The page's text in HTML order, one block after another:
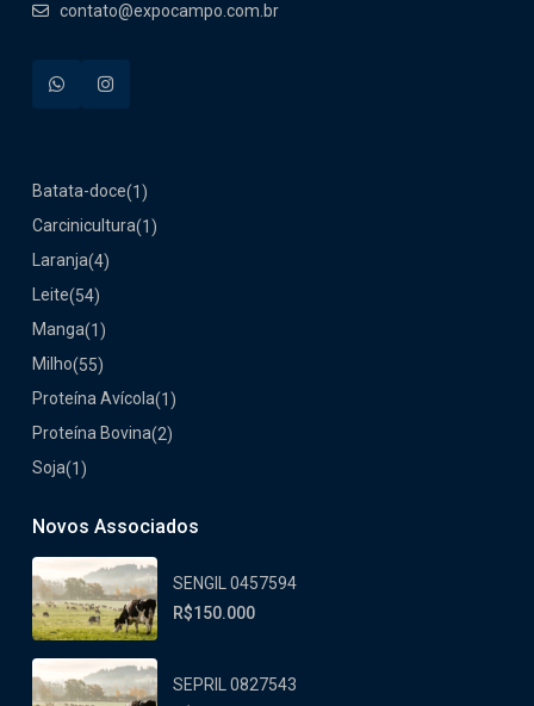
contato@expocampo.com.br
Batata-doce(1)
Carcinicultura(1)
Laranja(4)
Leite(54)
Manga(1)
Milho(55)
Proteína Avícola(1)
Proteína Bovina(2)
Soja(1)
Novos Associados
SENGIL 0457594
R$150.000
SEPRIL 0827543